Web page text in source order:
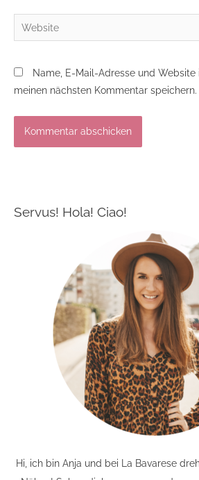
Website
Name, E-Mail-Adresse und
meinen nächsten Kommentar speichern.
Servus! Hola! Ciao!
Hi, ich bin Anja und bei La Bavarese